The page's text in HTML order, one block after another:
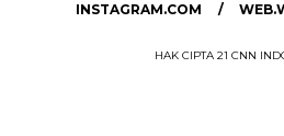
INSTAGRAM.COM
HAK CIPTA 21 CNN